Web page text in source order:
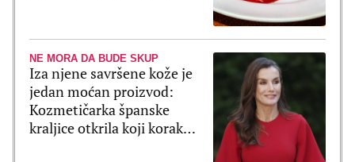
NE MORA DA BUDE SKUP
Iza njene savršene kože je
jedan moćan proizvod:
Kozmetičarka španske
kraljice otkrila koji korak